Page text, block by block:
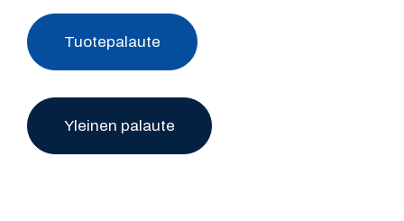
Tuotepalaute
Yleinen palaute